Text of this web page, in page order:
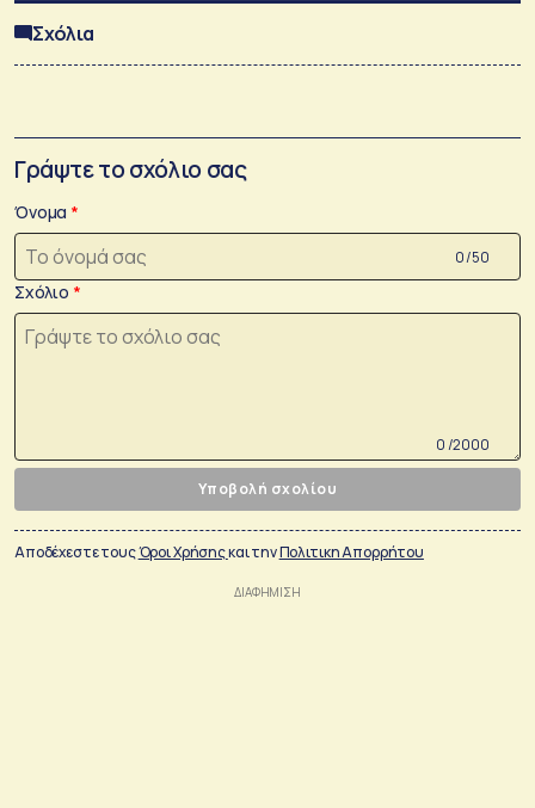
Σχόλια
Γράψτε το σχόλιο σας
Όνομα
0 /50
Σχόλιο
0 /2000
Υποβολή σχολίου
Αποδέχεστε τουςΌροι Χρήσηςκαι τηνΠολιτικη Απορρήτου